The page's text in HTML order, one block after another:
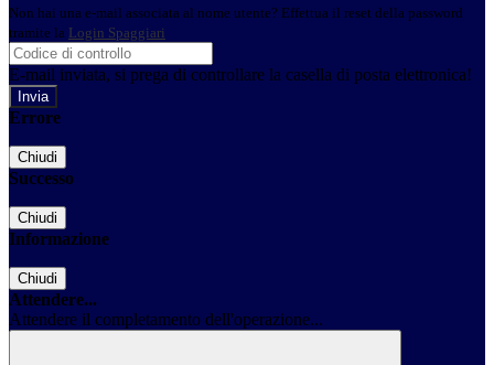
Non hai una e-mail associata al nome utente? Effettua il reset della password
tramite la Login Spaggiari
E-mail inviata, si prega di controllare la casella di posta elettronica!
Errore
Chiudi
Successo
Chiudi
Informazione
Chiudi
Attendere...
Attendere il completamento dell'operazione...